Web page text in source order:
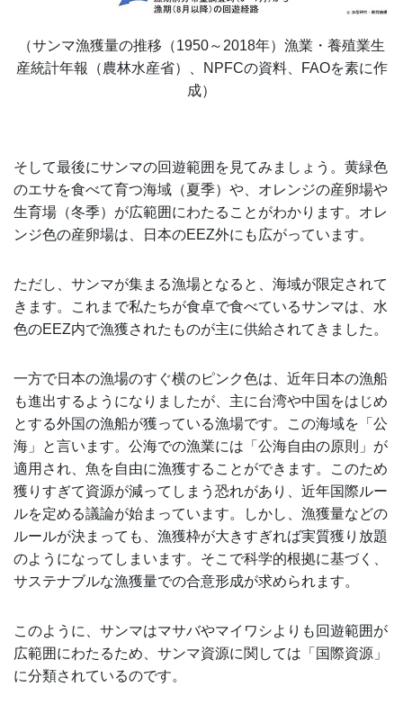
（サンマ漁獲量の推移（1950～2018年）漁業・養殖業生
産統計年報（農林水産省）、NPFCの資料、FAOを素に作
成）
そして最後にサンマの回遊範囲を見てみましょう。黄緑色
のエサを食べて育つ海域（夏季）や、オレンジの産卵場や
生育場（冬季）が広範囲にわたることがわかります。オレ
ンジ色の産卵場は、日本のEEZ外にも広がっています。
ただし、サンマが集まる漁場となると、海域が限定されて
きます。これまで私たちが食卓で食べているサンマは、水
色のEEZ内で漁獲されたものが主に供給されてきました。
一方で日本の漁場のすぐ横のピンク色は、近年日本の漁船
も進出するようになりましたが、主に台湾や中国をはじめ
とする外国の漁船が獲っている漁場です。この海域を「公
海」と言います。公海での漁業には「公海自由の原則」が
適用され、魚を自由に漁獲することができます。このため
獲りすぎて資源が減ってしまう恐れがあり、近年国際ルー
ルを定める議論が始まっています。しかし、漁獲量などの
ルールが決まっても、漁獲枠が大きすぎれば実質獲り放題
のようになってしまいます。そこで科学的根拠に基づく、
サステナブルな漁獲量での合意形成が求められます。
このように、サンマはマサバやマイワシよりも回遊範囲が
広範囲にわたるため、サンマ資源に関しては「国際資源」
に分類されているのです。